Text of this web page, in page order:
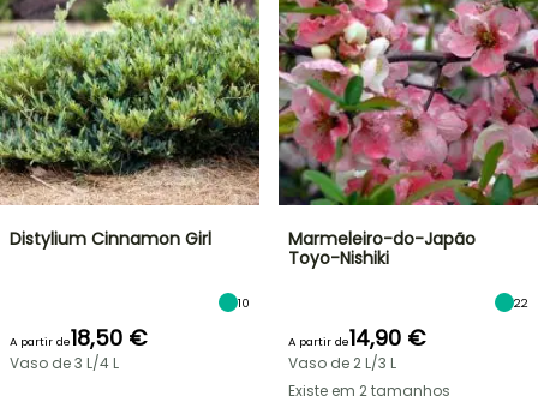
Distylium Cinnamon Girl
10
A partir de18,50 €
Vaso de 3 L/4 L
Marmeleiro-do-Japão
Toyo-Nishiki
22
A partir de14,90 €
Vaso de 2 L/3 L
Existe em 2 tamanhos